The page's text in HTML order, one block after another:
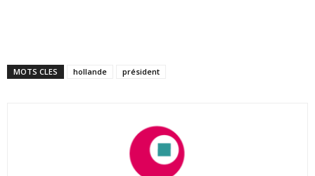
MOTS CLES hollande président